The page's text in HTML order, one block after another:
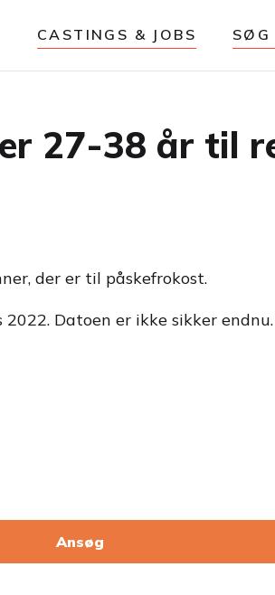
CASTINGS & JOBS SØG
27-38 år til
der er til påskefrokost.
Datoen er ikke sikker
Ansøg